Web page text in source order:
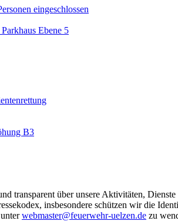
eingeschlossen
Ebene 5
B3
transparent über unsere Aktivitäten,
insbesondere schützen wir die
webmaster@feuerwehr-uelzen.de zu